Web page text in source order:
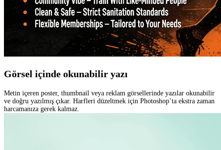
Görsel içinde okunabilir yazı
Metin içeren poster, thumbnail veya reklam görsellerinde yazılar okunabilir
ve doğru yazılmış çıkar. Harfleri düzeltmek için Photoshop’ta ekstra zaman
harcamanıza gerek kalmaz.